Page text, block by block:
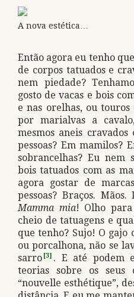
A nova estética…
Então agora eu tenho
de corpos tatuados e
nem piedade?
gosto de vacas e bois
e nas orelhas, ou
por marialvas a
mesmos aneis
pessoas? Em mamilos?
sobrancelhas? Eu nem
bois tatuados com as
agora gostar de
pessoas? Braços. Mãos.
Mamma mia! Olho
cheio de tatuagens e
que tenho? Sujo! O gajo
ou porcalhona, não se
sarro [3] . E até podem
teorias sobre os seus
“nouvelle esthétique”,